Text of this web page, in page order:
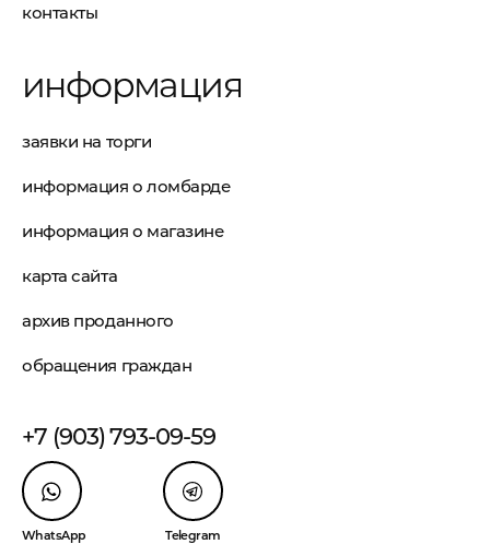
контакты
информация
заявки на торги
информация о ломбарде
информация о магазине
карта сайта
архив проданного
обращения граждан
+7 (903) 793-09-59
WhatsApp Telegram